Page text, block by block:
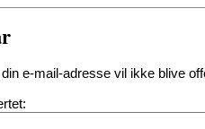
e-mail-adresse vil ikke blive